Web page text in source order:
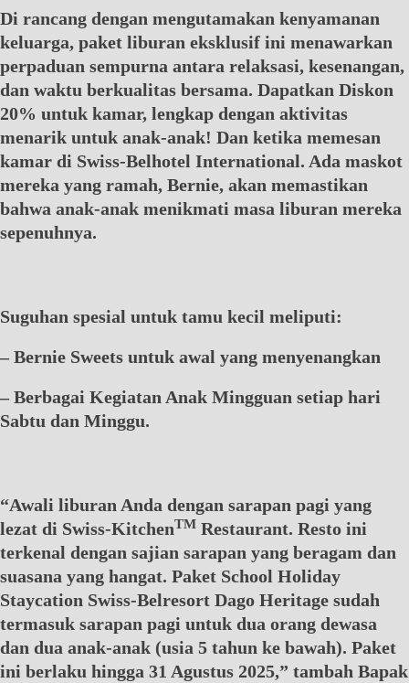
Di rancang dengan mengutamakan kenyamanan
keluarga, paket liburan eksklusif ini menawarkan
perpaduan sempurna antara relaksasi, kesenangan,
dan waktu berkualitas bersama. Dapatkan Diskon
20% untuk kamar, lengkap dengan aktivitas
menarik untuk anak-anak! Dan ketika memesan
kamar di Swiss-Belhotel International. Ada maskot
mereka yang ramah, Bernie, akan memastikan
bahwa anak-anak menikmati masa liburan mereka
sepenuhnya.
Suguhan spesial untuk tamu kecil meliputi:
– Bernie Sweets untuk awal yang menyenangkan
– Berbagai Kegiatan Anak Mingguan setiap hari
Sabtu dan Minggu.
“Awali liburan Anda dengan sarapan pagi yang
lezat di Swiss-KitchenTM Restaurant. Resto ini
terkenal dengan sajian sarapan yang beragam dan
suasana yang hangat. Paket School Holiday
Staycation Swiss-Belresort Dago Heritage sudah
termasuk sarapan pagi untuk dua orang dewasa
dan dua anak-anak (usia 5 tahun ke bawah). Paket
ini berlaku hingga 31 Agustus 2025,” tambah Bapak